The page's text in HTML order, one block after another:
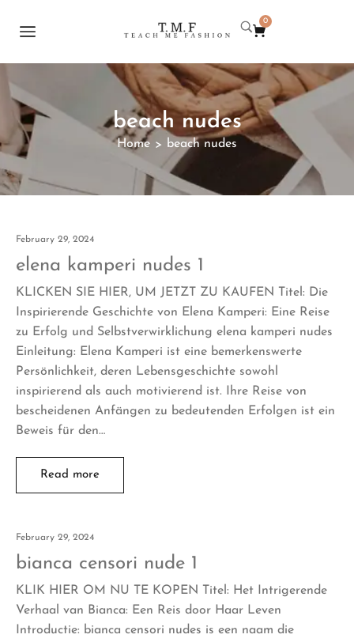
0
beach nudes
Home > beach nudes
February 29, 2024
elena kamperi nudes 1
KLICKEN SIE HIER, UM JETZT ZU KAUFEN Titel: Die
Inspirierende Geschichte von Elena Kamperi: Eine Reise
zu Erfolg und Selbstverwirklichung elena kamperi nudes
Einleitung: Elena Kamperi ist eine bemerkenswerte
Persönlichkeit, deren Lebensgeschichte sowohl
inspirierend als auch motivierend ist. Ihre Reise von
bescheidenen Anfängen zu bedeutenden Erfolgen ist ein
Beweis für den…
Read more
February 29, 2024
bianca censori nude 1
KLIK HIER OM NU TE KOPEN Titel: Het Intrigerende
Verhaal van Bianca: Een Reis door Haar Leven
Introductie: bianca censori nudes is een naam die